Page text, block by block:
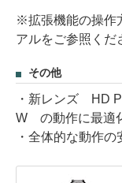
※拡張機能の操作
アルをご参照くだ
その他
・新レンズ HD
W の動作に最適
・全体的な動作の